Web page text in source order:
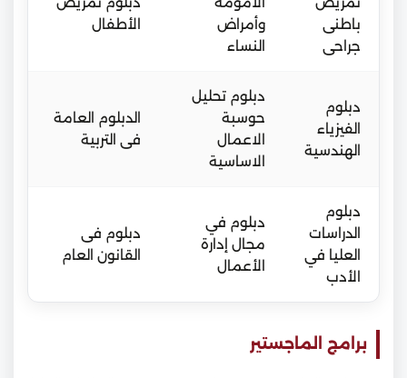
باطنى
جراحى
وأمراض
النساء
الأطفال
دبلوم
الفيزياء
الهندسية
دبلوم تحليل
حوسبة
الاعمال
الاساسية
الدبلوم العامة
فى التربية
دبلوم
الدراسات
العليا في
الأدب
دبلوم في
مجال إدارة
الأعمال
دبلوم فى
القانون العام
برامج الماجستير